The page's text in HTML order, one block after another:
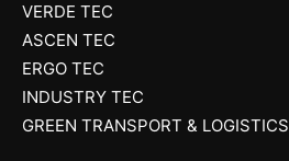
VERDE TEC
ASCEN TEC
ERGO TEC
INDUSTRY TEC
GREEN TRANSPORT & LOGISTICS